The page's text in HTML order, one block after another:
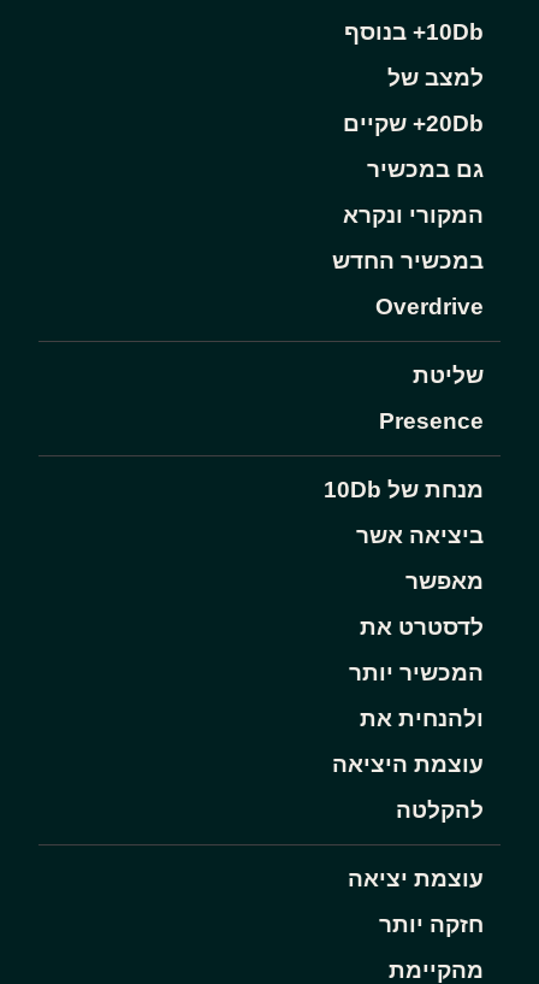
10Db+ בנוסף
למצב של
20Db+ שקיים
גם במכשיר
המקורי ונקרא
במכשיר החדש
Overdrive
שליטת
Presence
מנחת של 10Db
ביציאה אשר
מאפשר
לדסטרט את
המכשיר יותר
ולהנחית את
עוצמת היציאה
להקלטה
עוצמת יציאה
חזקה יותר
מהקיימת